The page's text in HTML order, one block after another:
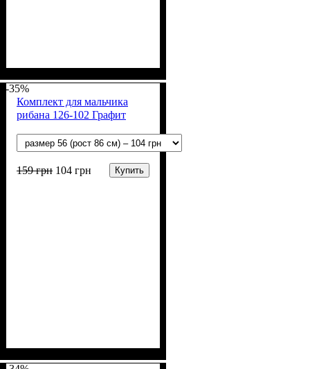
Полиэстер
-35%
Комплект для мальчика
рибана 126-102 Графит
159грн 104 грн Купить